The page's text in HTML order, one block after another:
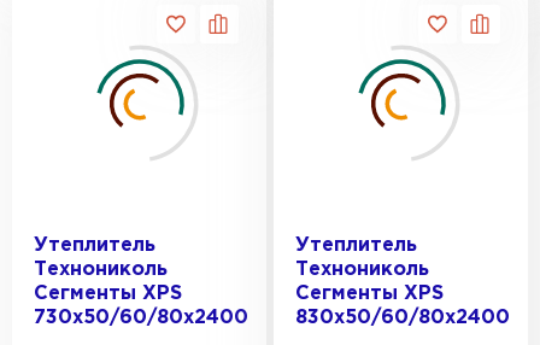
Утеплитель
Технониколь
Сегменты XPS
730х50/60/80x2400
Утеплитель
Технониколь
Сегменты XPS
830х50/60/80x2400
Утеплитель Ursa
Утеплитель Юматекс Термо
ПЕРЕЙТИ